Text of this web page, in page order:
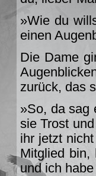
»Wie du
einen
Die Dame
zurück, das
»So, da sag
sie Trost
ihr jetzt
Mitglied bin,
und ich